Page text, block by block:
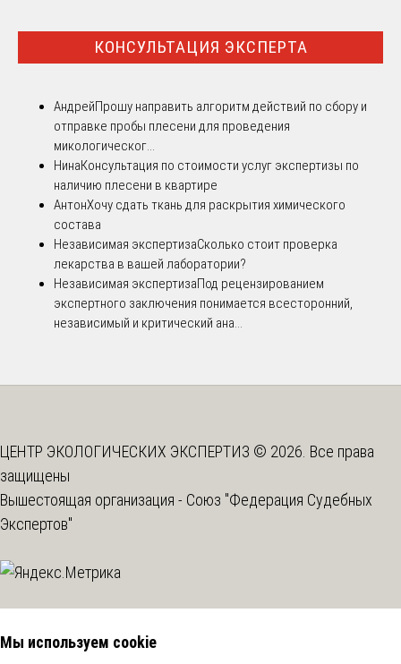
КОНСУЛЬТАЦИЯ ЭКСПЕРТА
АндрейПрошу направить алгоритм действий по сбору и
отправке пробы плесени для проведения
микологическог...
НинаКонсультация по стоимости услуг экспертизы по
наличию плесени в квартире
АнтонХочу сдать ткань для раскрытия химического
состава
Независимая экспертизаСколько стоит проверка
лекарства в вашей лаборатории?
Независимая экспертизаПод рецензированием
экспертного заключения понимается всесторонний,
независимый и критический ана...
ЦЕНТР ЭКОЛОГИЧЕСКИХ ЭКСПЕРТИЗ © 2026. Все права
защищены
Вышестоящая организация - Союз "Федерация Судебных
Экспертов"
Мы используем cookie